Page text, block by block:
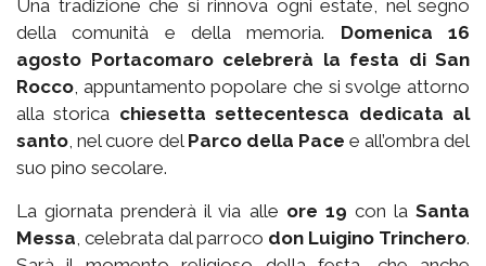
Una tradizione che si rinnova ogni estate, nel segno
della comunità e della memoria. Domenica 16
agosto Portacomaro celebrerà la festa di San
Rocco , appuntamento popolare che si svolge attorno
alla storica chiesetta settecentesca dedicata al
santo , nel cuore del Parco della Pace e all’ombra del
suo pino secolare.
La giornata prenderà il via alle ore 19 con laSanta
Messa , celebrata dal parroco don Luigino Trinchero.